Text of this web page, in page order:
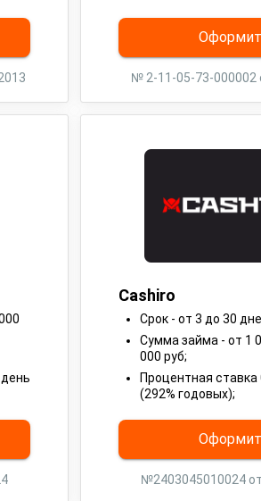
№ 2-11-05-73-000002
Cashiro
Срок - от 3 до 30
Сумма займа - от 1
000 руб;
Процентная ставка
(292% годовых);
№2403045010024